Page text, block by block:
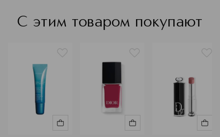
С этим товаром покупают